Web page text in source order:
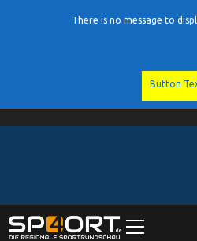
There is no message to
Button